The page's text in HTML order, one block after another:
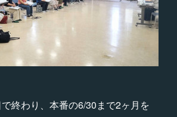
終わり、本番の6/30まで2ヶ月を